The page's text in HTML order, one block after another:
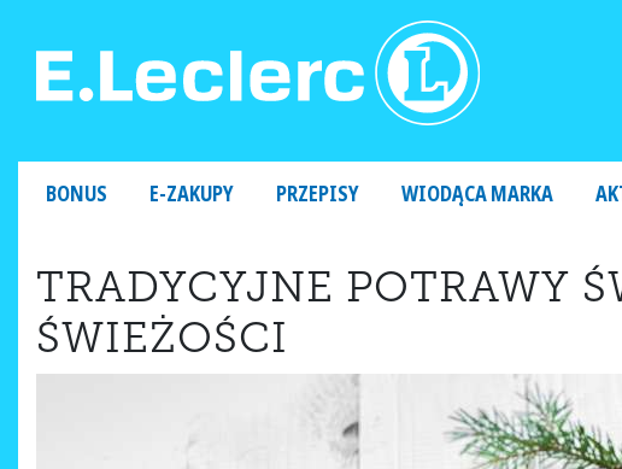
BONUS E-ZAKUPY PRZEPISY WIODĄCA MARKA
TRADYCYJNE POTRAWY
ŚWIEŻOŚCI